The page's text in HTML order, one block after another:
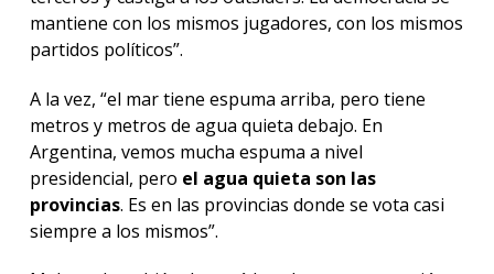
mantiene con los mismos jugadores, con los mismos
partidos políticos”.
A la vez, “el mar tiene espuma arriba, pero tiene
metros y metros de agua quieta debajo. En
Argentina, vemos mucha espuma a nivel
presidencial, pero el agua quieta son las
provincias. Es en las provincias donde se vota casi
siempre a los mismos”.